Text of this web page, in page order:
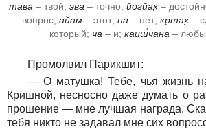
тава – твой; эва – точно; йогйах̣ –
– вопрос; айам – этот; на – нет; кр̣тах̣ –
который; ча – и; каиш́чана –
Промолвил Парикшит:
― О матушка! Тебе, чья жизнь
Кришной, несносно даже думать о
прошение ― мне лучшая награда.
тебя никто не задавал мне сих